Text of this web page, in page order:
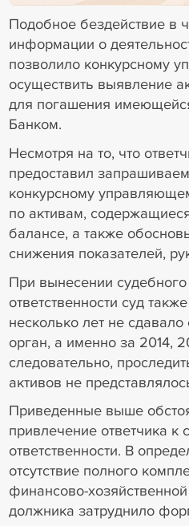
Подобное бездействие в
информации о
позволило конкурсному
осуществить выявление
для погашения
Банком.
Несмотря на то, что
предоставил
конкурсному
по активам,
балансе, а также
снижения показателей,
При вынесении
ответственности суд
несколько лет не
орган, а именно за 2014,
следовательно,
активов не
Приведенные выше
привлечение ответчика к
ответственности. В
отсутствие полного
финансово-
должника затруднило